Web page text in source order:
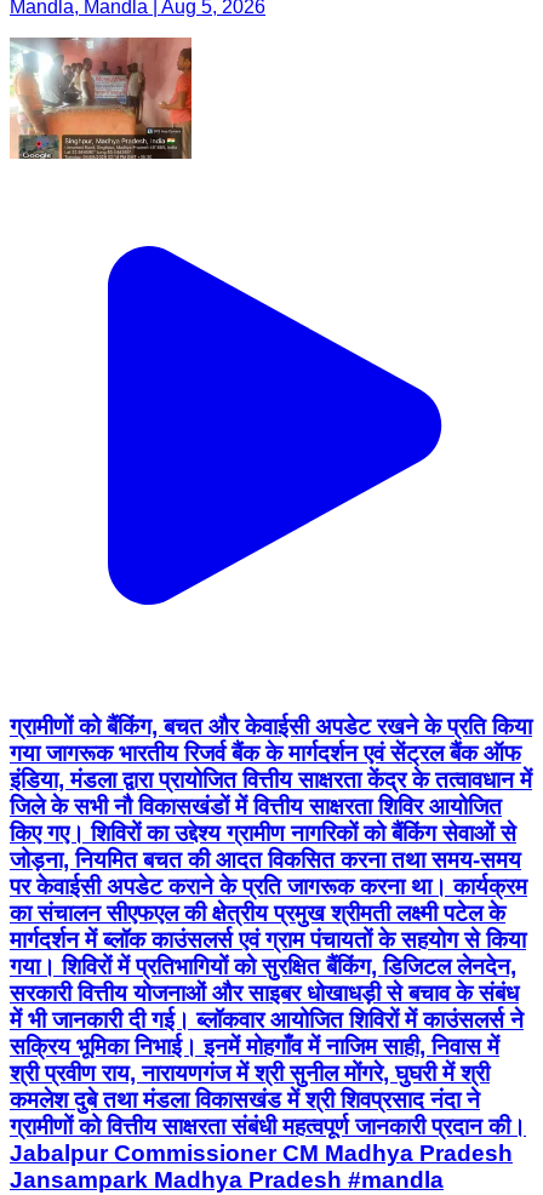
Mandla, Mandla | Aug 5, 2026
ग्रामीणों को बैंकिंग, बचत और केवाईसी अपडेट रखने के प्रति किया
गया जागरूक भारतीय रिजर्व बैंक के मार्गदर्शन एवं सेंट्रल बैंक ऑफ
इंडिया, मंडला द्वारा प्रायोजित वित्तीय साक्षरता केंद्र के तत्वावधान में
जिले के सभी नौ विकासखंडों में वित्तीय साक्षरता शिविर आयोजित
किए गए। शिविरों का उद्देश्य ग्रामीण नागरिकों को बैंकिंग सेवाओं से
जोड़ना, नियमित बचत की आदत विकसित करना तथा समय-समय
पर केवाईसी अपडेट कराने के प्रति जागरूक करना था। कार्यक्रम
का संचालन सीएफएल की क्षेत्रीय प्रमुख श्रीमती लक्ष्मी पटेल के
मार्गदर्शन में ब्लॉक काउंसलर्स एवं ग्राम पंचायतों के सहयोग से किया
गया। शिविरों में प्रतिभागियों को सुरक्षित बैंकिंग, डिजिटल लेनदेन,
सरकारी वित्तीय योजनाओं और साइबर धोखाधड़ी से बचाव के संबंध
में भी जानकारी दी गई। ब्लॉकवार आयोजित शिविरों में काउंसलर्स ने
सक्रिय भूमिका निभाई। इनमें मोहगाँव में नाजिम साही, निवास में
श्री प्रवीण राय, नारायणगंज में श्री सुनील मोंगरे, घुघरी में श्री
कमलेश दुबे तथा मंडला विकासखंड में श्री शिवप्रसाद नंदा ने
ग्रामीणों को वित्तीय साक्षरता संबंधी महत्वपूर्ण जानकारी प्रदान की।
Jabalpur Commissioner CM Madhya Pradesh
Jansampark Madhya Pradesh #mandla